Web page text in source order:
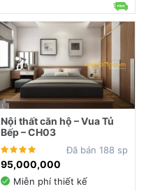
Nội thất căn hộ – Vua Tủ
Bếp – CH03
Đã bán 188 sp
95,000,000
Miễn phí thiết kế